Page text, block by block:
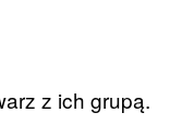
z ich grupą.